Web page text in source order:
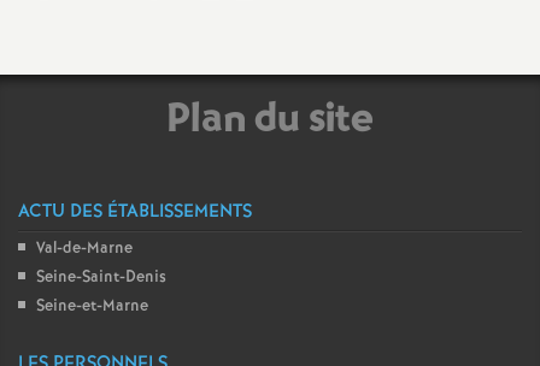
Plan du site
ACTU DES ÉTABLISSEMENTS
Val-de-Marne
Seine-Saint-Denis
Seine-et-Marne